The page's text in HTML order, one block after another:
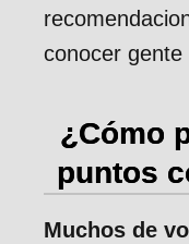
conocer gente
¿Cómo
puntos
Muchos de